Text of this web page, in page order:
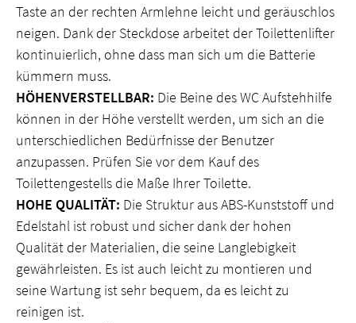
Taste an der rechten Armlehne leicht und geräuschlos
neigen. Dank der Steckdose arbeitet der Toilettenlifter
kontinuierlich, ohne dass man sich um die Batterie
kümmern muss.
HÖHENVERSTELLBAR: Die Beine des WC Aufstehhilfe
können in der Höhe verstellt werden, um sich an die
unterschiedlichen Bedürfnisse der Benutzer
anzupassen. Prüfen Sie vor dem Kauf des
Toilettengestells die Maße Ihrer Toilette.
HOHE QUALITÄT: Die Struktur aus ABS-Kunststoff und
Edelstahl ist robust und sicher dank der hohen
Qualität der Materialien, die seine Langlebigkeit
gewährleisten. Es ist auch leicht zu montieren und
seine Wartung ist sehr bequem, da es leicht zu
reinigen ist.